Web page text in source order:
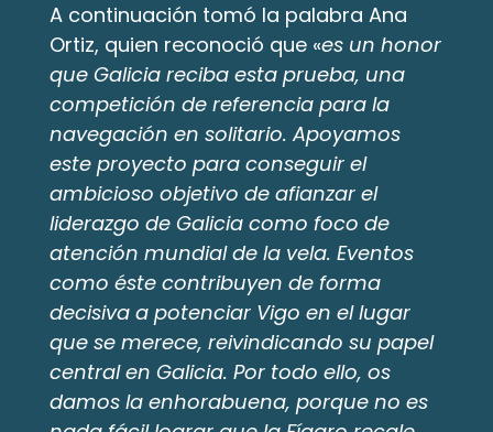
A continuación tomó la palabra Ana
Ortiz, quien reconoció que «es un honor
que Galicia reciba esta prueba, una
competición de referencia para la
navegación en solitario. Apoyamos
este proyecto para conseguir el
ambicioso objetivo de afianzar el
liderazgo de Galicia como foco de
atención mundial de la vela. Eventos
como éste contribuyen de forma
decisiva a potenciar Vigo en el lugar
que se merece, reivindicando su papel
central en Galicia. Por todo ello, os
damos la enhorabuena, porque no es